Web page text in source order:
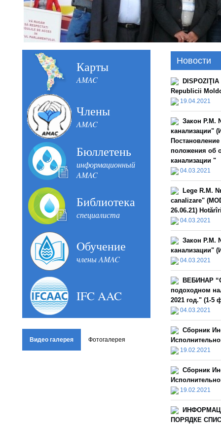
Карты
AMAC
Члены
AMAC
Бюллетень
информационный
AMAC
Библиотека
специалиста
Oбучение
члены AMAC
IFC AAC
Видео галерея Фотогалерея
Новости
Republicii
19.04.2021
Закон Р.М.
канализации"
положения об
канализации "
04.03.2021
Lege R.M.
canalizare"
26.06.21)
04.03.2021
Закон Р.М.
канализации"
04.03.2021
ВЕБИНАР
подоходном
2021 год." (1-5
04.03.2021
Сборник
19.02.2021
Сборник
19.02.2021
ПОРЯДКЕ